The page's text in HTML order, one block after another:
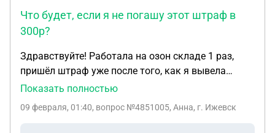
Что будет, если я не погашу этот штраф в
300р?
Здравствуйте! Работала на озон складе 1 раз,
пришёл штраф уже после того, как я вывела
деньги и спустя 2 недели после той моей 1 смены.
штраф 300р, якобы я потеряла 2 товара, хотя я их
Показать полностью
09 февраля, 01:40, вопрос №4851005, Анна, г. Ижевск